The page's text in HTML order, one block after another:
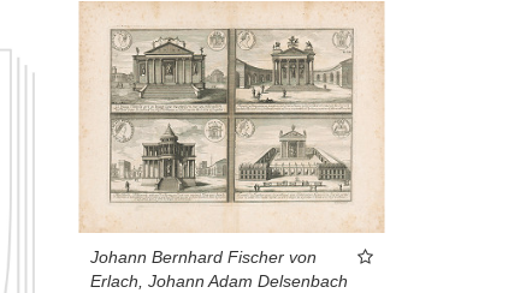
Johann Bernhard Fischer von
Erlach, Johann Adam Delsenbach